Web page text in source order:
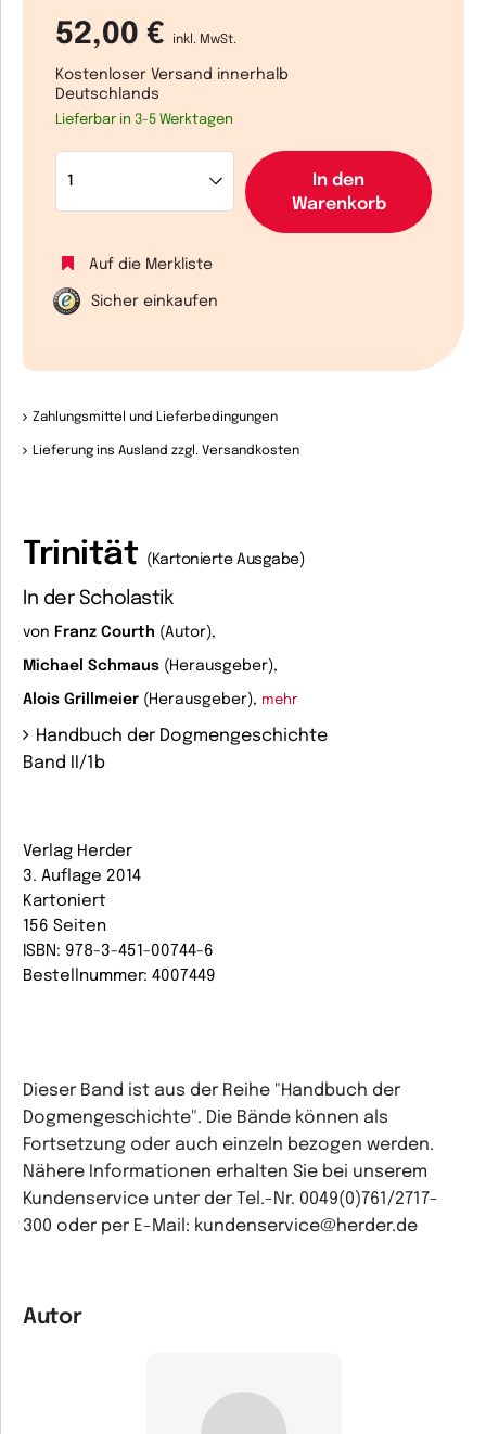
52,00 € inkl. MwSt.
Kostenloser Versand innerhalb
Deutschlands
Lieferbar in 3-5 Werktagen
In den
Warenkorb
Auf die Merkliste
Sicher einkaufen
Zahlungsmittel und Lieferbedingungen
Lieferung ins Ausland zzgl. Versandkosten
Trinität (Kartonierte Ausgabe)
In der Scholastik
von Franz Courth (Autor),
Michael Schmaus (Herausgeber),
Alois Grillmeier (Herausgeber), mehr
Handbuch der Dogmengeschichte
Band II/1b
Verlag Herder
3. Auflage 2014
Kartoniert
156 Seiten
ISBN: 978-3-451-00744-6
Bestellnummer: 4007449
Dieser Band ist aus der Reihe "Handbuch der
Dogmengeschichte". Die Bände können als
Fortsetzung oder auch einzeln bezogen werden.
Nähere Informationen erhalten Sie bei unserem
Kundenservice unter der Tel.-Nr. 0049(0)761/2717-
300 oder per E-Mail: kundenservice@herder.de
Autor